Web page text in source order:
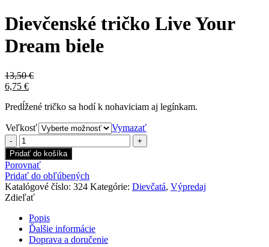
Dievčenské tričko Live Your
Dream biele
13,50€
6,75 €
Predĺžené tričko sa hodí k nohaviciam aj legínkam.
Veľkosť
Vymazať
množstvo
Dievčenské
tričko
Live
Your
Dream
biele
Pridať do košíka
Porovnať
Pridať do obľúbených
Katalógové číslo: 324 Kategórie: Dievčatá, Výpredaj
Zdieľať
Popis
Ďalšie informácie
Doprava a doručenie